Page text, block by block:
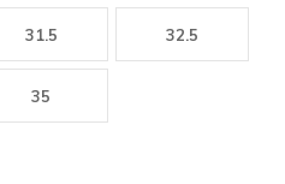
31.5 32.5
35